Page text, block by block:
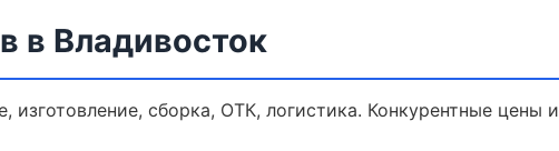
в Владивосток
сборка, ОТК, логистика. Конкурентные цены и